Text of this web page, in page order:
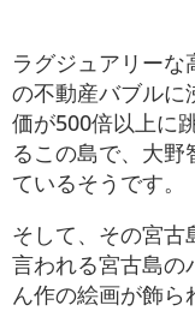
ラグジュアリー
の不動産バブルに
価が500倍以上に
るこの島で、大野
ているそうです。
そして、その宮古
言われる宮古島の
ん作の絵画が飾ら